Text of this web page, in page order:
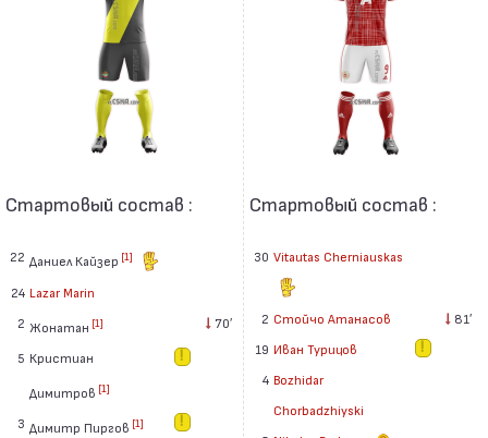
Стартовый состав :
22 Даниел Кайзер [1]
24 Lazar Marin
2 Жонатан [1] 70′
5 Кристиан
Димитров [1]
3 Димитр Пиргов [1]
Стартовый состав :
30 Vitautas Cherniauskas
2 Стойчо Атанасов
81′
19 Иван Турицов
4 Bozhidar
Chorbadzhiyski